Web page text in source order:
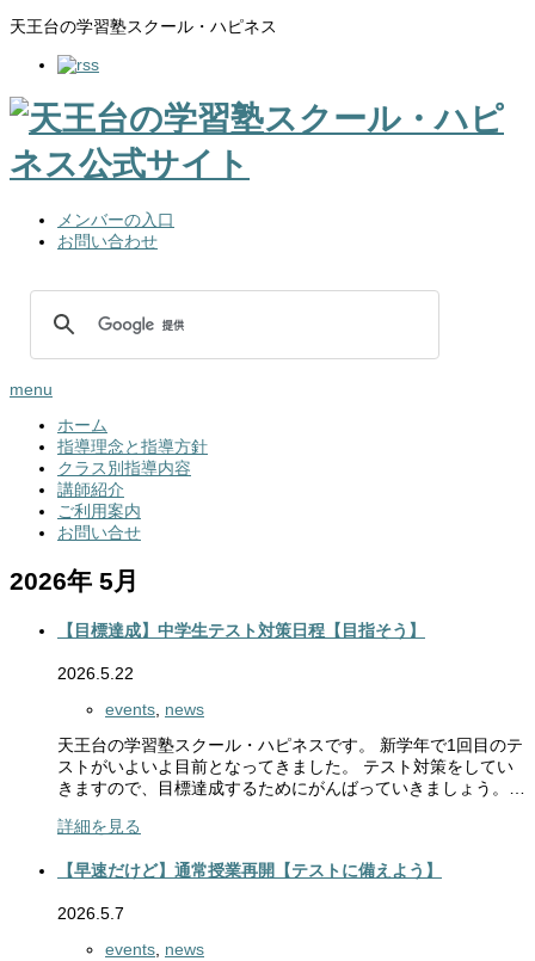
天王台の学習塾スクール・ハピネス
メンバーの入口
お問い合わせ
menu
ホーム
指導理念と指導方針
クラス別指導内容
講師紹介
ご利用案内
お問い合せ
2026年 5月
【目標達成】中学生テスト対策日程【目指そう】
2026.5.22
events news
天王台の学習塾スクール・ハピネスです。 新学年で1回目のテ
ストがいよいよ目前となってきました。 テスト対策をしてい
きますので、目標達成するためにがんばっていきましょう。…
詳細を見る
【早速だけど】通常授業再開【テストに備えよう】
2026.5.7
events, news